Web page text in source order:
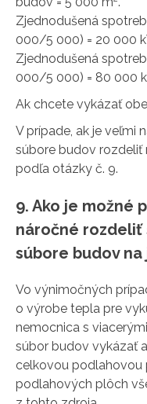
Zjednodušená
000/5 000) = 20 000
Zjednodušená
000/5 000) = 80 000
Ak chcete vykázať
V prípade, ak je veľmi
súbore budov
podľa otázky č. 9.
9. Ako je možné
náročné rozdeliť
súbore budov
Vo výnimočných
o výrobe tepla pre
nemocnica s
súbor budov vykázať
celkovou podlahovou
podlahových plôch